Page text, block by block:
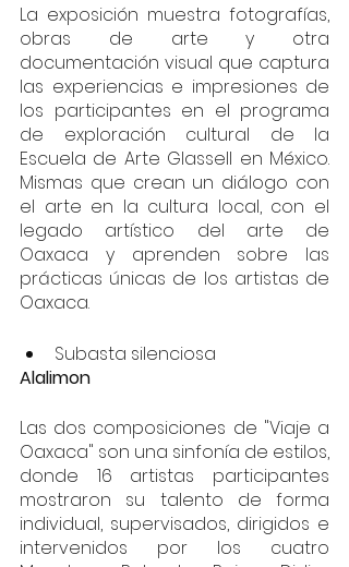
La exposición muestra fotografías,
obras de arte y otra
documentación visual que captura
las experiencias e impresiones de
los participantes en el programa
de exploración cultural de la
Escuela de Arte Glassell en México.
Mismas que crean un diálogo con
el arte en la cultura local, con el
legado artístico del arte de
Oaxaca y aprenden sobre las
prácticas únicas de los artistas de
Oaxaca.
Subasta silenciosa
Alalimon
Las dos composiciones de "Viaje a
Oaxaca" son una sinfonía de estilos,
donde 16 artistas participantes
mostraron su talento de forma
individual, supervisados, dirigidos e
intervenidos por los cuatro